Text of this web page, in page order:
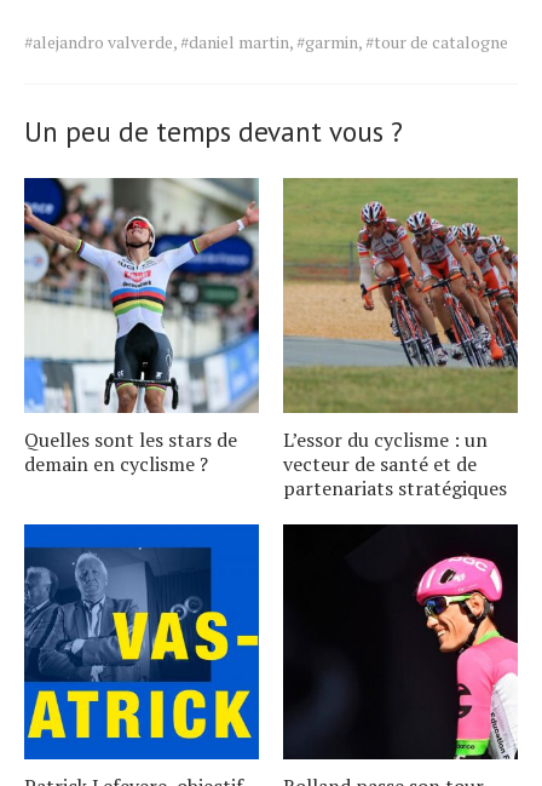
Tags
article.
#alejandro valverde,#daniel martin,#garmin,#tour de catalogne
Un peu de temps devant vous ?
Quelles sont les stars de
demain en cyclisme ?
L’essor du cyclisme : un
vecteur de santé et de
partenariats stratégiques